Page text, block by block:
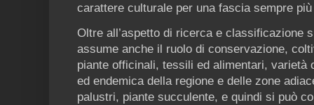
carattere culturale per una fascia sempre
Oltre all’aspetto di ricerca e classificazione
assume anche il ruolo di conservazione,
piante officinali, tessili ed alimentari, varietà
ed endemica della regione e delle zone
palustri, piante succulente, e quindi si può